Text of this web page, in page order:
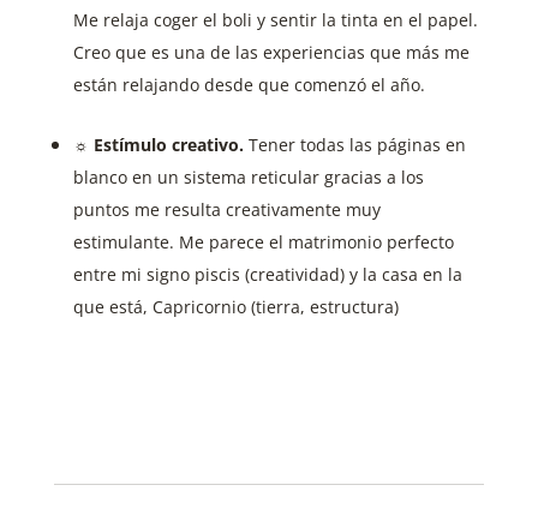
Me relaja coger el boli y sentir la tinta en el papel.
Creo que es una de las experiencias que más me
están relajando desde que comenzó el año.
☼ Estímulo creativo.Tener todas las páginas en
blanco en un sistema reticular gracias a los
puntos me resulta creativamente muy
estimulante. Me parece el matrimonio perfecto
entre mi signo piscis (creatividad) y la casa en la
que está, Capricornio (tierra, estructura)